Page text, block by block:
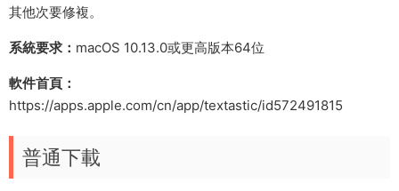
其他次要修複。
系統要求： macOS 10.13.0或更高版本64位
軟件首頁：
https://apps.apple.com/cn/app/textastic/id572491815
普通下載